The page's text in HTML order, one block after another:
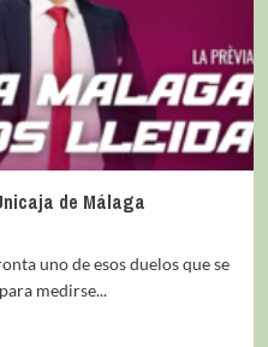
de Málaga
uno de esos duelos que se
medirse...